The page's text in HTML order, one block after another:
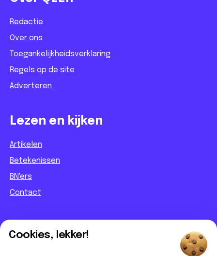
Redactie
Over ons
Toegankelijkheidsverklaring
Regels op de site
Adverteren
Lezen en kijken
Artikelen
Betekenissen
BN'ers
Contact
Informatief
Cookies, lekker!